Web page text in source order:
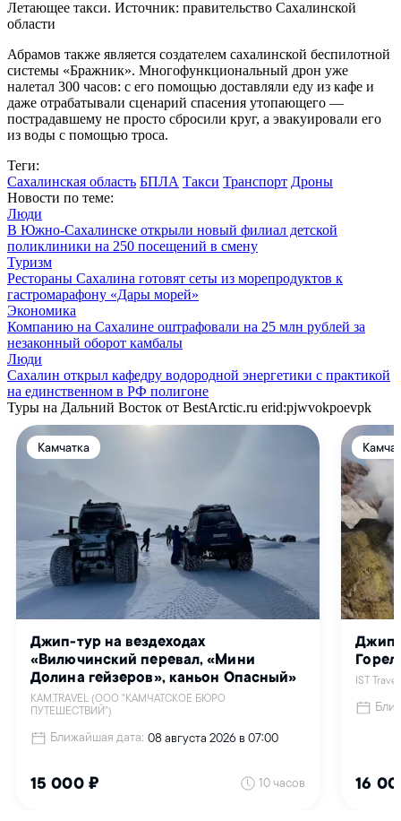
Летающее такси. Источник: правительство Сахалинской
области
Абрамов также является создателем сахалинской беспилотной
системы «Бражник». Многофункциональный дрон уже
налетал 300 часов: с его помощью доставляли еду из кафе и
даже отрабатывали сценарий спасения утопающего —
пострадавшему не просто сбросили круг, а эвакуировали его
из воды с помощью троса.
Теги:
Сахалинская область БПЛА Такси Транспорт Дроны
Новости по теме:
Люди
В Южно-Сахалинске открыли новый филиал детской
поликлиники на 250 посещений в смену
Туризм
Рестораны Сахалина готовят сеты из морепродуктов к
гастромарафону «Дары морей»
Экономика
Компанию на Сахалине оштрафовали на 25 млн рублей за
незаконный оборот камбалы
Люди
Сахалин открыл кафедру водородной энергетики с практикой
на единственном в РФ полигоне
Туры на Дальний Восток от BestArctic.ru erid:pjwvokpoevpk